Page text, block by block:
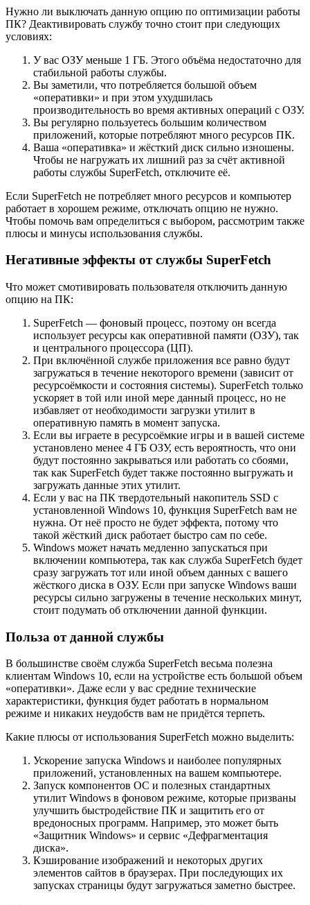
Нужно ли выключать данную опцию по оптимизации работы
ПК? Деактивировать службу точно стоит при следующих
условиях:
У вас ОЗУ меньше 1 ГБ. Этого объёма недостаточно для
стабильной работы службы.
Вы заметили, что потребляется большой объем
«оперативки» и при этом ухудшилась
производительность во время активных операций с ОЗУ.
Вы регулярно пользуетесь большим количеством
приложений, которые потребляют много ресурсов ПК.
Ваша «оперативка» и жёсткий диск сильно изношены.
Чтобы не нагружать их лишний раз за счёт активной
работы службы SuperFetch, отключите её.
Если SuperFetch не потребляет много ресурсов и компьютер
работает в хорошем режиме, отключать опцию не нужно.
Чтобы помочь вам определиться с выбором, рассмотрим также
плюсы и минусы использования службы.
Негативные эффекты от службы SuperFetch
Что может смотивировать пользователя отключить данную
опцию на ПК:
SuperFetch — фоновый процесс, поэтому он всегда
использует ресурсы как оперативной памяти (ОЗУ), так
и центрального процессора (ЦП).
При включённой службе приложения все равно будут
загружаться в течение некоторого времени (зависит от
ресурсоёмкости и состояния системы). SuperFetch только
ускоряет в той или иной мере данный процесс, но не
избавляет от необходимости загрузки утилит в
оперативную память в момент запуска.
Если вы играете в ресурсоёмкие игры и в вашей системе
установлено менее 4 ГБ ОЗУ, есть вероятность, что они
будут постоянно закрываться или работать со сбоями,
так как SuperFetch будет также постоянно выгружать и
загружать данные этих утилит.
Если у вас на ПК твердотельный накопитель SSD с
установленной Windows 10, функция SuperFetch вам не
нужна. От неё просто не будет эффекта, потому что
такой жёсткий диск работает быстро сам по себе.
Windows может начать медленно запускаться при
включении компьютера, так как служба SuperFetch будет
сразу загружать тот или иной объем данных с вашего
жёсткого диска в ОЗУ. Если при запуске Windows ваши
ресурсы сильно загружены в течение нескольких минут,
стоит подумать об отключении данной функции.
Польза от данной службы
В большинстве своём служба SuperFetch весьма полезна
клиентам Windows 10, если на устройстве есть большой объем
«оперативки». Даже если у вас средние технические
характеристики, функция будет работать в нормальном
режиме и никаких неудобств вам не придётся терпеть.
Какие плюсы от использования SuperFetch можно выделить:
Ускорение запуска Windows и наиболее популярных
приложений, установленных на вашем компьютере.
Запуск компонентов ОС и полезных стандартных
утилит Windows в фоновом режиме, которые призваны
улучшить быстродействие ПК и защитить его от
вредоносных программ. Например, это может быть
«Защитник Windows» и сервис «Дефрагментация
диска».
Кэширование изображений и некоторых других
элементов сайтов в браузерах. При последующих их
запусках страницы будут загружаться заметно быстрее.